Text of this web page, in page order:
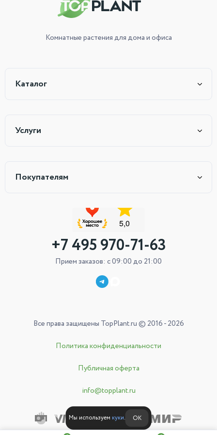
Комнатные растениядля дома и офиса
Каталог
Услуги
Покупателям
+7 495 970-71-63
Прием заказов: с 09:00 до 21:00
Все права защищены TopPlant.ru © 2016 - 2026
Политика конфиденциальности
Публичная оферта
info@topplant.ru
Мы используем куки. ОК